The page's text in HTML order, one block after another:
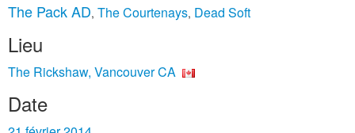
The Pack AD, The Courtenays, Dead Soft
Lieu
The Rickshaw, Vancouver CA
Date